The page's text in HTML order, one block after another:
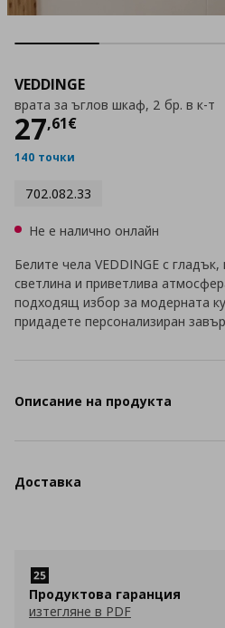
VEDDINGE
врата за ъглов шкаф, 2 бр. в к-т
27,61€
Цена
140 точки
702.082.33
Не е налично онлайн
Белите чела VEDDINGE с
светлина и приветлива
подходящ избор за модерната
придадете персонализиран
Описание на продукта
Доставка
Продуктова гаранция
изтегляне в PDF